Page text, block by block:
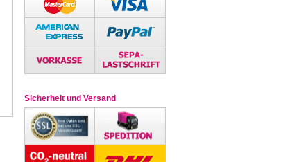
Sicherheit und Versand